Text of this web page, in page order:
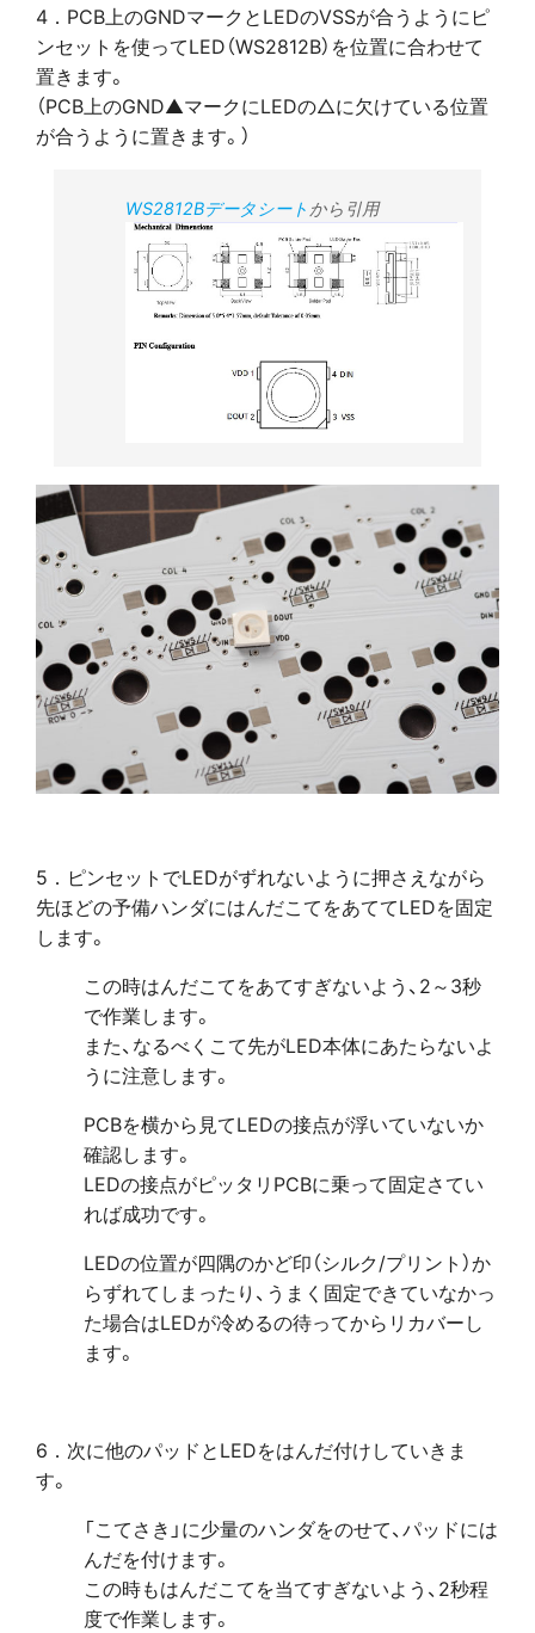
4．PCB上のGNDマークとLEDのVSSが合うようにピ
ンセットを使ってLED（WS2812B）を位置に合わせて
置きます。
（PCB上のGND▲マークにLEDの△に欠けている位置
が合うように置きます。）
WS2812Bデータシートから引用
5．ピンセットでLEDがずれないように押さえながら
先ほどの予備ハンダにはんだこてをあててLEDを固定
します。
この時はんだこてをあてすぎないよう、2～3秒
で作業します。
また、なるべくこて先がLED本体にあたらないよ
うに注意します。
PCBを横から見てLEDの接点が浮いていないか
確認します。
LEDの接点がピッタリPCBに乗って固定さてい
れば成功です。
LEDの位置が四隅のかど印（シルク/プリント）か
らずれてしまったり、うまく固定できていなかっ
た場合はLEDが冷めるの待ってからリカバーし
ます。
6．次に他のパッドとLEDをはんだ付けしていきま
す。
「こてさき」に少量のハンダをのせて、パッドには
んだを付けます。
この時もはんだこてを当てすぎないよう、2秒程
度で作業します。